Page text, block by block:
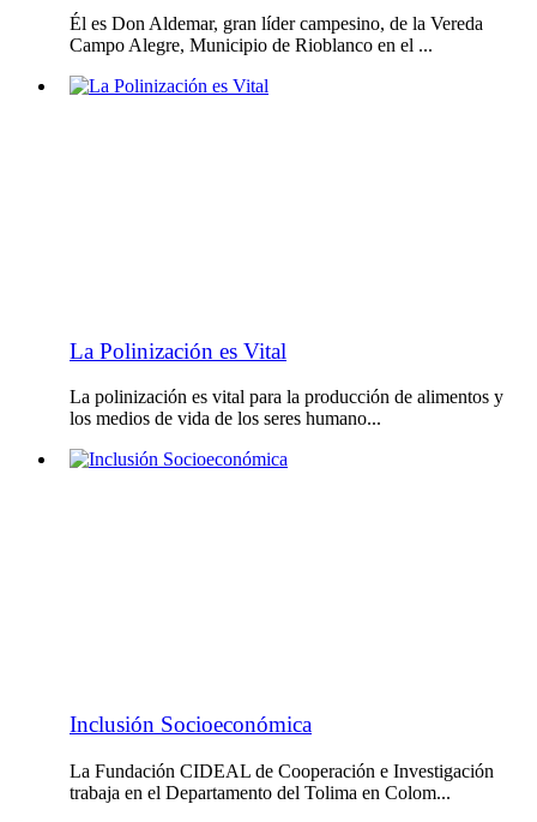
Él es Don Aldemar, gran líder campesino, de la Vereda
Campo Alegre, Municipio de Rioblanco en el ...
La Polinización es Vital
La polinización es vital para la producción de alimentos y
los medios de vida de los seres humano...
Inclusión Socioeconómica
La Fundación CIDEAL de Cooperación e Investigación
trabaja en el Departamento del Tolima en Colom...